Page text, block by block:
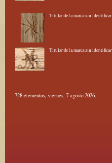
Titular de la marca sin identificar
Titular de la marca sin identificar
728 elementos, viernes, 7 agosto 2026.